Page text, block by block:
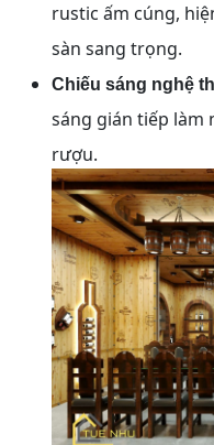
rustic ấm cúng,
sàn sang trọng.
Chiếu sáng nghệ
sáng gián tiếp làm
rượu.